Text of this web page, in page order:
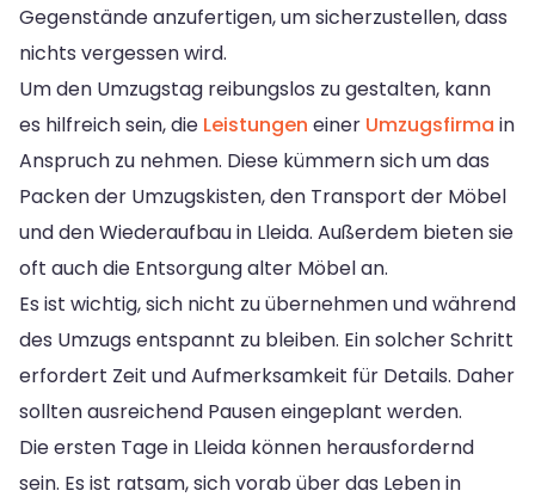
Gegenstände anzufertigen, um sicherzustellen, dass
nichts vergessen wird.
Um den Umzugstag reibungslos zu gestalten, kann
es hilfreich sein, die Leistungen einer Umzugsfirma in
Anspruch zu nehmen. Diese kümmern sich um das
Packen der Umzugskisten, den Transport der Möbel
und den Wiederaufbau in Lleida. Außerdem bieten sie
oft auch die Entsorgung alter Möbel an.
Es ist wichtig, sich nicht zu übernehmen und während
des Umzugs entspannt zu bleiben. Ein solcher Schritt
erfordert Zeit und Aufmerksamkeit für Details. Daher
sollten ausreichend Pausen eingeplant werden.
Die ersten Tage in Lleida können herausfordernd
sein. Es ist ratsam, sich vorab über das Leben in